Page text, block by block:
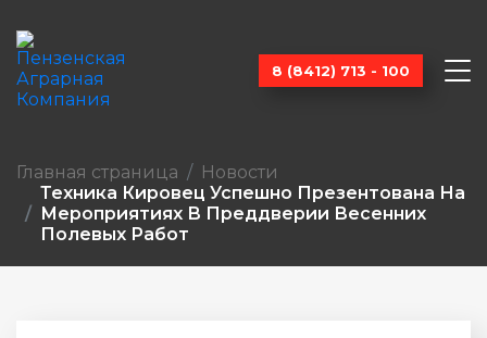
8 (8412) 713 - 100
Главная страница
Новости
Техника Кировец Успешно Презентована На
Мероприятиях В Преддверии Весенних
Полевых Работ